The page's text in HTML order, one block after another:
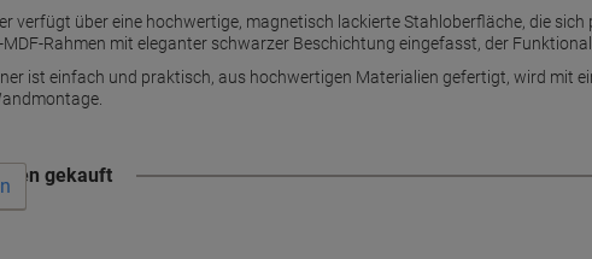
verfügt über eine hochwertige, magnetisch lackierte Stahloberfläche, die
Rahmen mit eleganter schwarzer Beschichtung eingefasst, der
ist einfach und praktisch, aus hochwertigen Materialien gefertigt, wird mit
gekauft